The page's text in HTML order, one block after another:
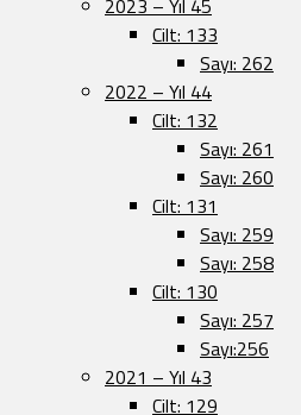
2023 – Yıl 45
Cilt: 133
Sayı: 262
2022 – Yıl 44
Cilt: 132
Sayı: 261
Sayı: 260
Cilt: 131
Sayı: 259
Sayı: 258
Cilt: 130
Sayı: 257
Sayı:256
2021 – Yıl 43
Cilt: 129